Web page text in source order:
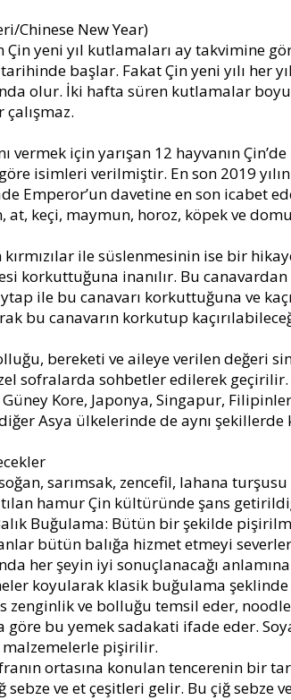
Chinese New Year)
Çin yeni yıl kutlamaları ay takvimine
başlar. Fakat Çin yeni yılı her
olur. İki hafta süren kutlamalar
vermek için yarışan 12 hayvanın
isimleri verilmiştir. En son 2019
Emperor’un davetine en son icabet
at, keçi, maymun, horoz, köpek ve
ile süslenmesinin ise bir
korkuttuğuna inanılır. Bu
ile bu canavarı korkuttuğuna ve
bu canavarın korkutup
bereketi ve aileye verilen değeri
sofralarda sohbetler edilerek
Kore, Japonya, Singapur,
Asya ülkelerinde de aynı şekillerde
soğan, sarımsak, zencefil, lahana
hamur Çin kültüründe şans
Buğulama: Bütün bir şekilde
bütün balığa hizmet etmeyi
her şeyin iyi sonuçlanacağı
koyularak klasik buğulama şeklinde
zenginlik ve bolluğu temsil eder, noodle
göre bu yemek sadakati ifade eder.
malzemelerle pişirilir.
ortasına konulan tencerenin bir
sebze ve et çeşitleri gelir. Bu çiğ sebze